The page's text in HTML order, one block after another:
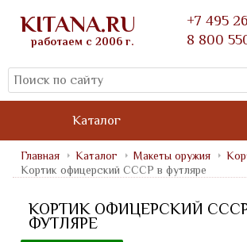
KITANA.RU
работаем с 2006 г.
+7 495
8 800
Каталог
Главная Каталог Макеты оружия
Кортик офицерский СССР в футляре
КОРТИК ОФИЦЕРСКИЙ
ФУТЛЯРЕ